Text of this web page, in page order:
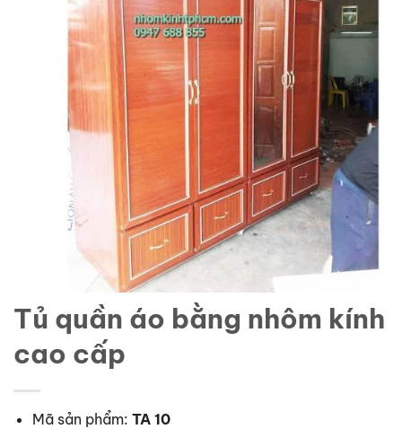
Tủ quần áo bằng nhôm kính
cao cấp
Mã sản phẩm: TA 10